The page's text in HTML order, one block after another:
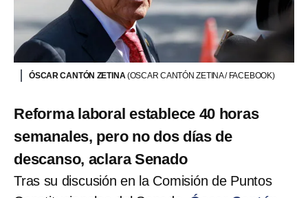
ÓSCAR CANTÓN ZETINA (OSCAR CANTÓN ZETINA / FACEBOOK)
Reforma laboral establece 40 horas
semanales, pero no dos días de
descanso, aclara Senado
Tras su discusión en la Comisión de Puntos